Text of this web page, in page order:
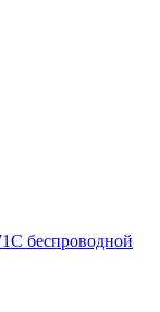
беспроводной